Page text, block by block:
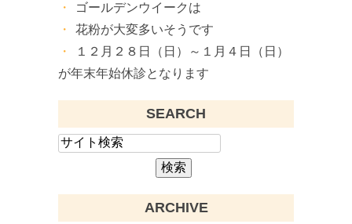
ゴールデンウイークは
花粉が大変多いそうです
１２月２８日（日）～１月４日（日）
が年末年始休診となります
SEARCH
ARCHIVE